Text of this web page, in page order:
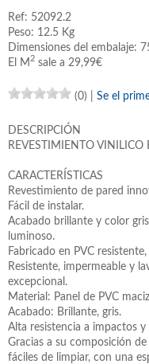
Ref: 52092.2
Peso: 12.5 Kg
El M 2 sale a 29,99€
(0) Se el
DESCRIPCIÓN
REVESTIMIENTO VINILICO
CARACTERÍSTICAS
Revestimiento de pared
Fácil de instalar.
Acabado brillante y color
luminoso.
Fabricado en PVC
Resistente, impermeable y
excepcional.
Material: Panel de PVC
Acabado: Brillante, gris.
Alta resistencia a impactos
Gracias a su composición
fáciles de limpiar, con una